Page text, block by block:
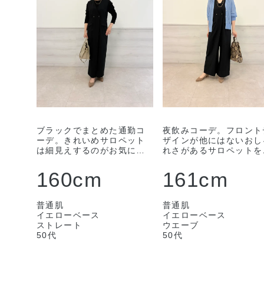
ブラックでまとめた通勤コ
ーデ。きれいめサロペット
は細見えするのがお気に入
たが、スニーカーやTシャツ
ブラウスはM、サロペット
はフリーサイズを着ていま
す。
160cm
普通肌
イエローベース
ストレート
50代
夜飲みコーデ。フロント
ザインが他にはないおし
れさがあるサロペットを
サイズです。
161cm
普通肌
イエローベース
ウエーブ
50代